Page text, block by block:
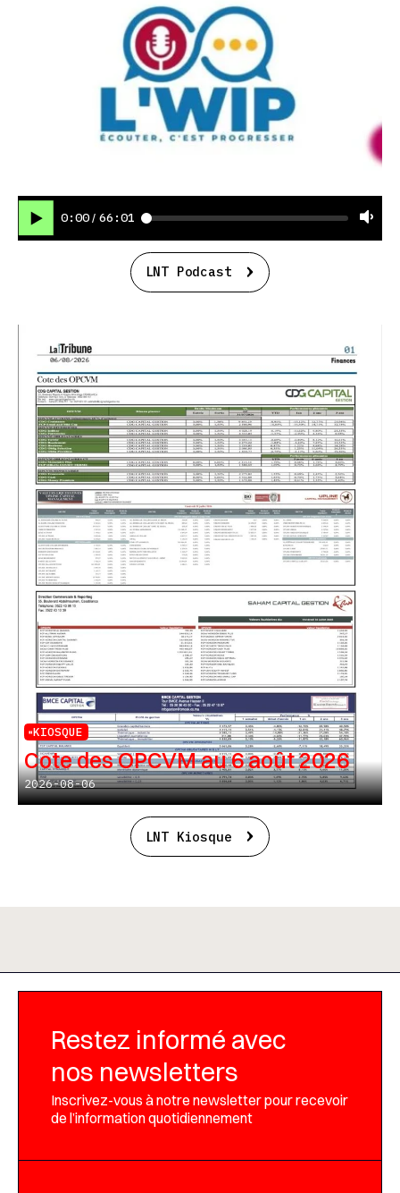
0:00 / 66:01
LNT Podcast
KIOSQUE
Cote des OPCVM au 6 août 2026
2026-08-06
LNT Kiosque
Restez informé avec
nos newsletters
Inscrivez-vous à notre newsletter pour recevoir
de l’information quotidiennement